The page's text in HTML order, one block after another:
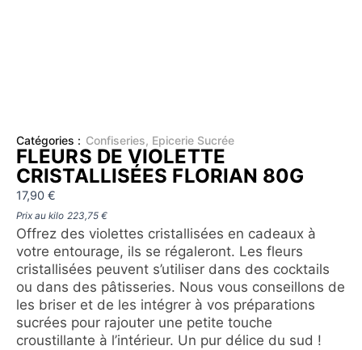
Catégories : Confiseries, Epicerie Sucrée
FLEURS DE VIOLETTE
CRISTALLISÉES FLORIAN 80G
17,90 €
Prix au kilo 223,75 €
Offrez des violettes cristallisées en cadeaux à
votre entourage, ils se régaleront. Les fleurs
cristallisées peuvent s’utiliser dans des cocktails
ou dans des pâtisseries. Nous vous conseillons de
les briser et de les intégrer à vos préparations
sucrées pour rajouter une petite touche
croustillante à l’intérieur. Un pur délice du sud !